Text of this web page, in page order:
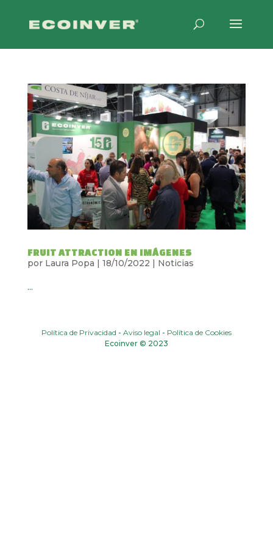
FRUIT ATTRACTION EN IMÁGENES
por Laura Popa | 18/10/2022 | Noticias
...
Política de Privacidad - Aviso legal - Política de Cookies
Ecoinver © 2023